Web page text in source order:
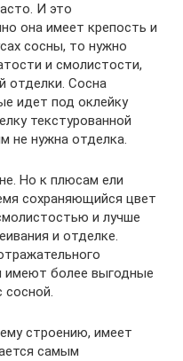
И это
она имеет крепость и
сосны, то нужно
и смолистости,
отделки. Сосна
идет под оклейку
текстурованной
не нужна отделка.
Но к плюсам ели
сохраняющийся цвет
и лучше
и отделке.
имеют более выгодные
сосной.
строению, имеет
самым